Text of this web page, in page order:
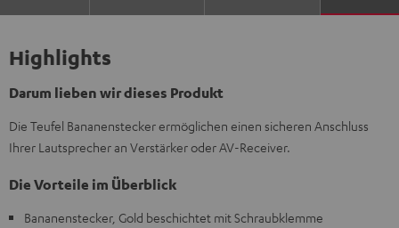
Highlights
Darum lieben wir dieses Produkt
Die Teufel Bananenstecker ermöglichen einen sicheren Anschluss
Ihrer Lautsprecher an Verstärker oder AV-Receiver.
Die Vorteile im Überblick
Bananenstecker, Gold beschichtet mit Schraubklemme